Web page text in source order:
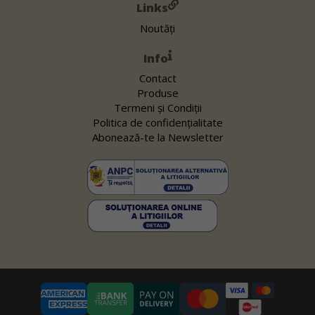
Links
Noutăți
Info
Contact
Produse
Termeni și Condiții
Politica de confidențialitate
Abonează-te la Newsletter